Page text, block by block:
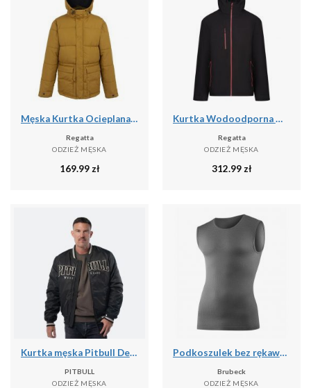
Męska Kurtka Ocieplana Falkner
Regatta
ODZIEŻ MĘSKA
169.99 zł
Kurtka Wodoodporna Męska Ocieplana
Regatta
ODZIEŻ MĘSKA
312.99 zł
Kurtka męska Pitbull Detroit Baseball
PITBULL
ODZIEŻ MĘSKA
Podkoszulek bez rękawów Brubeck Base Layer Ultra Light 3D
Brubeck
ODZIEŻ MĘSKA